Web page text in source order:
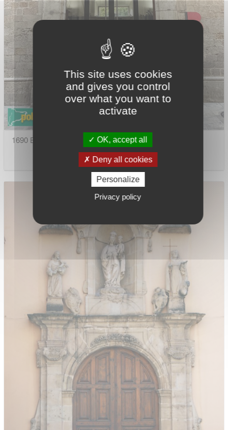
1690 Barcelona - Convent del Bonsuccés
This site uses cookies
and gives you control
over what you want to
activate
OK, accept all
Deny all cookies
Personalize
Privacy policy